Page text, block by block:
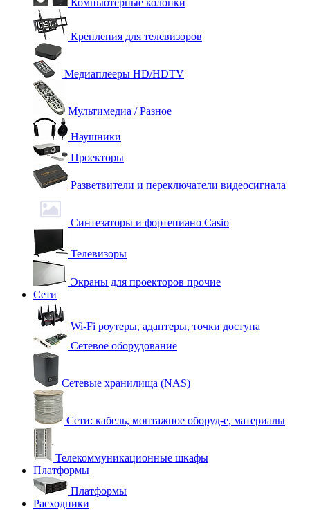
Компьютерные колонки
Крепления для телевизоров
Медиаплееры HD/HDTV
Мультимедиа / Разное
Наушники
Проекторы
Разветвители и переключатели видеосигнала
Синтезаторы и фортепиано Casio
Телевизоры
Экраны для проекторов прочие
Сети
Wi-Fi роутеры, адаптеры, точки доступа
Сетевое оборудование
Сетевые хранилища (NAS)
Сети: кабель, монтажное оборуд-е, материалы
Телекоммуникационные шкафы
Платформы
Платформы
Расходники